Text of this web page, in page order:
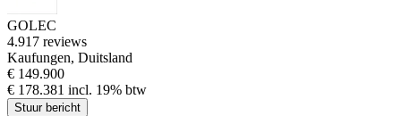
GOLEC
4.917 reviews
Kaufungen, Duitsland
€ 149.900
€ 178.381 incl. 19% btw
Stuur bericht